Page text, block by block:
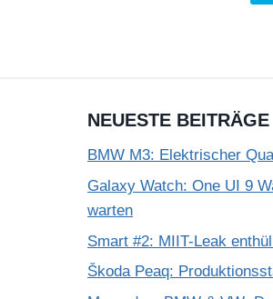
NEUESTE BEITRÄGE
BMW M3: Elektrischer
Galaxy Watch: One UI 9
warten
Smart #2: MIIT-Leak
Škoda Peaq: